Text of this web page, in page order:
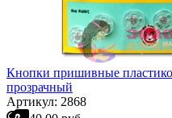
Кнопки пришивные
прозрачный
Артикул: 2868